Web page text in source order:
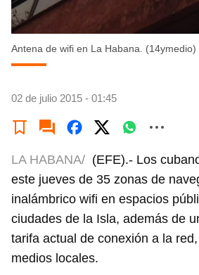
Antena de wifi en La Habana. (14ymedio)
02 de julio 2015 - 01:45
LA HABANA/ (EFE).- Los
este jueves de 35 zonas de
inalámbrico wifi en espacios
ciudades de la Isla, además de
tarifa actual de conexión a la
medios locales.